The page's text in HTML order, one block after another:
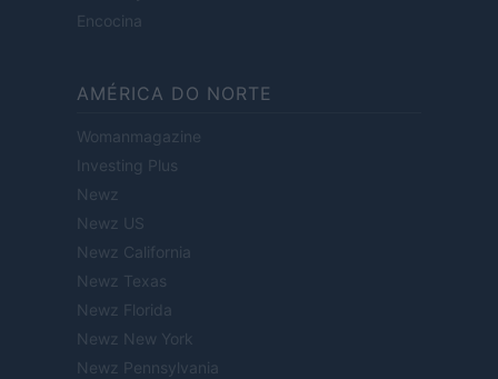
Encocina
AMÉRICA DO NORTE
Womanmagazine
Investing Plus
Newz
Newz US
Newz California
Newz Texas
Newz Florida
Newz New York
Newz Pennsylvania